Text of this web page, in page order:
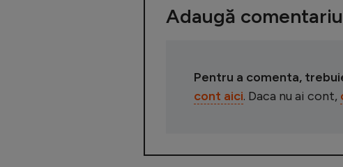
Adaugă comentariu
Pentru a comenta,
cont aici. Daca nu ai cont,